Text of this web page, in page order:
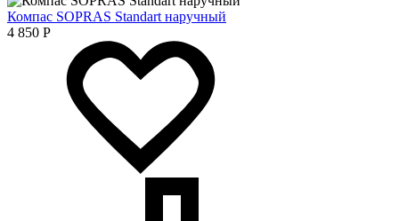
Компас SOPRAS Standart наручный
4 850 Р